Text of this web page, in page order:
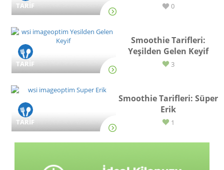
TARİF 0
TARİF
Smoothie Tarifleri:
Yeşilden Gelen Keyif
3
TARİF
Smoothie Tarifleri: Süper
Erik
1